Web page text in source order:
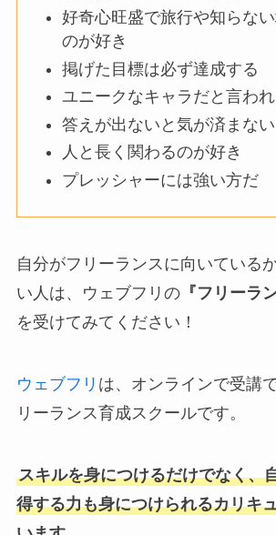
好奇心旺盛で旅行や知らない
のが好き
掲げた目標は必ず達成する
ユニークなキャラだと言わ
答えが出ないと気が済まない
人と長く関わるのが好き
プレッシャーには強い方だ
自分がフリーランスに向いている
い人は、ウェブフリの『フリーラ
を受けてみてください！
ウェブフリ は、オンラインで受講
リーランス育成スクールです。
スキルを身につけるだけでなく、
得する力も身につけられるカリキ